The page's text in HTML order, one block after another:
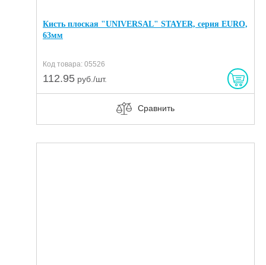
Кисть плоская "UNIVERSAL" STAYER, серия EURO,
63мм
Код товара: 05526
112.95 руб./шт.
Сравнить